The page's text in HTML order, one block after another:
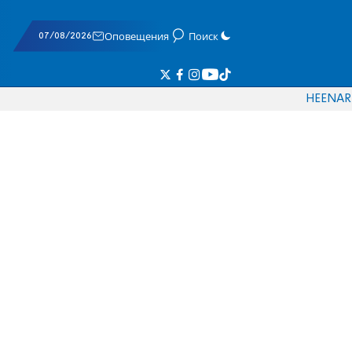
07/08/2026 Оповещения Поиск
HEENAR